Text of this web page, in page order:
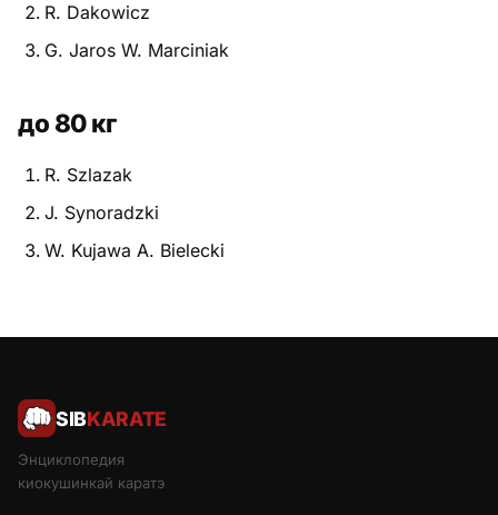
R. Dakowicz
G. Jaros W. Marciniak
до 80 кг
R. Szlazak
J. Synoradzki
W. Kujawa A. Bielecki
SIBKARATE
Энциклопедия
киокушинкай каратэ